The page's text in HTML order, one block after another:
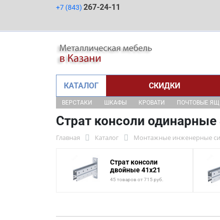
+7 (843) 267-24-11
КАТАЛОГ СКИДКИ
ВЕРСТАКИ ШКАФЫ КРОВАТИ ПОЧТОВЫЕ
Страт консоли одинарные
Главная Каталог Монтажные инженерные
Страт консоли
двойные 41x21
45 товаров от 715 руб.